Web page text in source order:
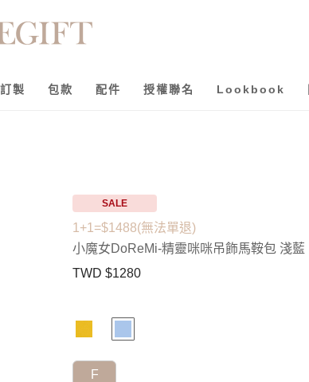
製 包款 配件 授權聯名 Lookbook
SALE
1+1=$1488(無法單退)
小魔女DoReMi-精靈咪咪吊飾馬鞍包 淺藍
TWD $1280
F